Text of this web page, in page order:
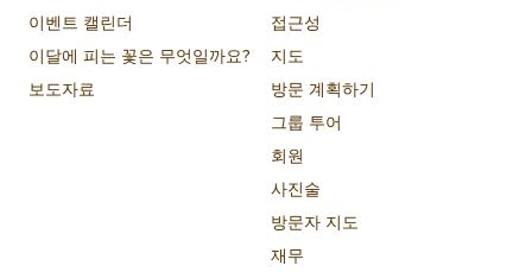
이벤트 캘린더
이달에 피는 꽃은 무엇일까요?
보도자료
접근성
지도
방문 계획하기
그룹 투어
회원
사진술
방문자 지도
재무